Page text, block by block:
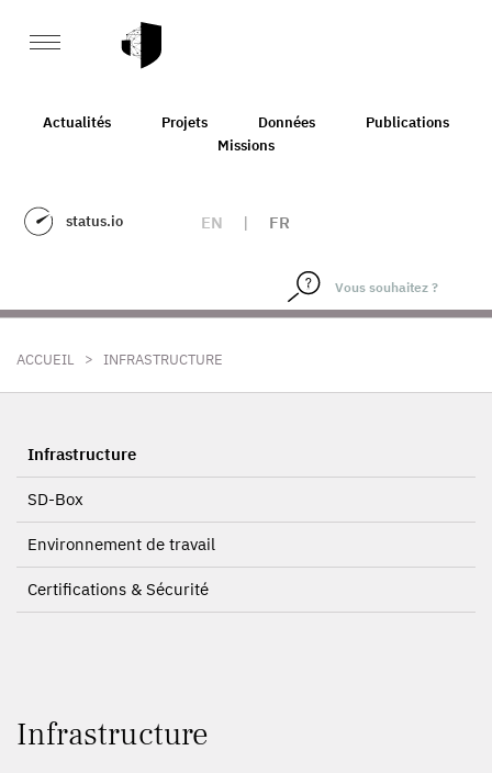
Actualités Projets Données
Publications
Missions
status.io EN | FR
ACCUEIL > INFRASTRUCTURE
Infrastructure
SD-Box
Environnement de travail
Certifications & Sécurité
Infrastructure